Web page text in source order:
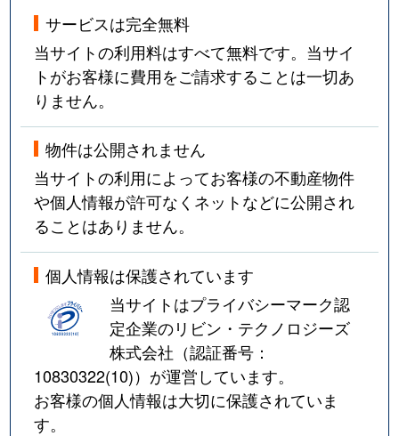
サービスは完全無料
当サイトの利用料はすべて無料です。当サイ
トがお客様に費用をご請求することは一切あ
りません。
物件は公開されません
当サイトの利用によってお客様の不動産物件
や個人情報が許可なくネットなどに公開され
ることはありません。
個人情報は保護されています
当サイトはプライバシーマーク認
定企業のリビン・テクノロジーズ
株式会社（認証番号：
10830322(10)）が運営しています。
お客様の個人情報は大切に保護されていま
す。